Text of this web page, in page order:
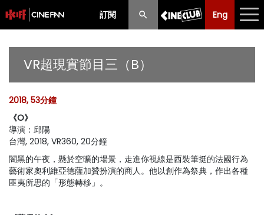
訂閱 Eng
Eng 中文
節目
優惠計劃
VR超現實節目三（B）
2018, 53分鐘
《O》
導演：邱陽
台灣, 2018, VR360, 20分鐘
闇黑的午夜，懸於空曠的場景，走進你視線是西裝筆挺的法國行為
藝術家奧利維亞德薩加贊扮演的商人。他以創作為祭典，作出各種
匪夷所思的「形態轉移」。